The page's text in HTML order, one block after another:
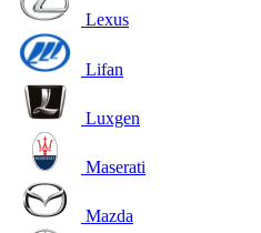
Lexus
Lifan
Luxgen
Maserati
Mazda